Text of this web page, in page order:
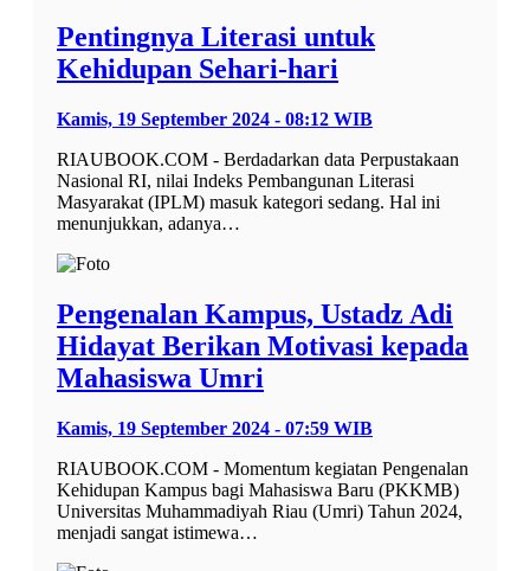
Pentingnya Literasi untuk
Kehidupan Sehari-hari
Kamis, 19 September 2024 - 08:12 WIB
RIAUBOOK.COM - Berdadarkan data Perpustakaan
Nasional RI, nilai Indeks Pembangunan Literasi
Masyarakat (IPLM) masuk kategori sedang. Hal ini
menunjukkan, adanya…
Pengenalan Kampus, Ustadz Adi
Hidayat Berikan Motivasi kepada
Mahasiswa Umri
Kamis, 19 September 2024 - 07:59 WIB
RIAUBOOK.COM - Momentum kegiatan Pengenalan
Kehidupan Kampus bagi Mahasiswa Baru (PKKMB)
Universitas Muhammadiyah Riau (Umri) Tahun 2024,
menjadi sangat istimewa…